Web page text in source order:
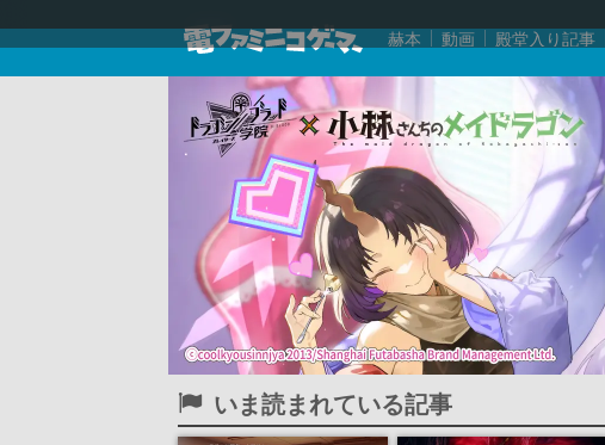
赫本 動画 殿堂入り記事
いま読まれている記事